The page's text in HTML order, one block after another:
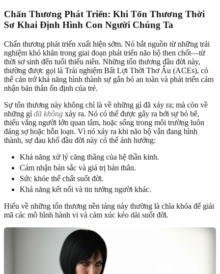
Chấn Thương Phát Triển: Khi Tổn Thương Thời
Sơ Khai Định Hình Con Người Chúng Ta
Chấn thương phát triển xuất hiện sớm. Nó bắt nguồn từ những trải
nghiệm khó khăn trong giai đoạn phát triển não bộ then chốt—từ
thời sơ sinh đến tuổi thiếu niên. Những tổn thương đầu đời này,
thường được gọi là Trải nghiệm Bất Lợi Thời Thơ Ấu (ACEs), có
thể cản trở khả năng hình thành sự gắn bó an toàn và phát triển cảm
nhận bản thân ổn định của trẻ.
Sự tổn thương này không chỉ là về những gì đã xảy ra; mà còn về
những gì đã không xảy ra. Nó có thể được gây ra bởi sự bỏ bê,
thiếu vắng người lớn quan tâm, hoặc sống trong môi trường luôn
đáng sợ hoặc hỗn loạn. Vì nó xảy ra khi não bộ vẫn đang hình
thành, sự đau khổ đầu đời này có thể ảnh hưởng:
Khả năng xử lý căng thẳng của hệ thần kinh.
Cảm nhận bản sắc và giá trị bản thân.
Sức khỏe thể chất suốt đời.
Khả năng kết nối và tin tưởng người khác.
Hiểu về những tổn thương nền tảng này thường là chìa khóa để giải
mã các mô hình hành vi và cảm xúc kéo dài suốt đời.